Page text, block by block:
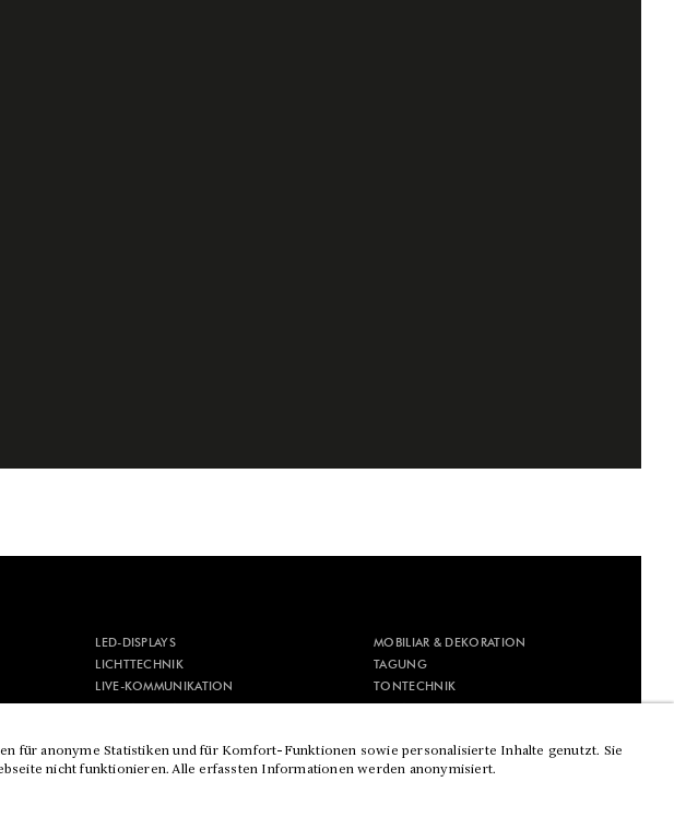
LED-DISPLAYS
LICHTTECHNIK
LIVE-KOMMUNIKATION
MOBILIAR & DEKORATION
TAGUNG
TONTECHNIK
für anonyme Statistiken und für Komfort-Funktionen sowie personalisierte Inhalte genutzt. Sie
nicht funktionieren. Alle erfassten Informationen werden anonymisiert.